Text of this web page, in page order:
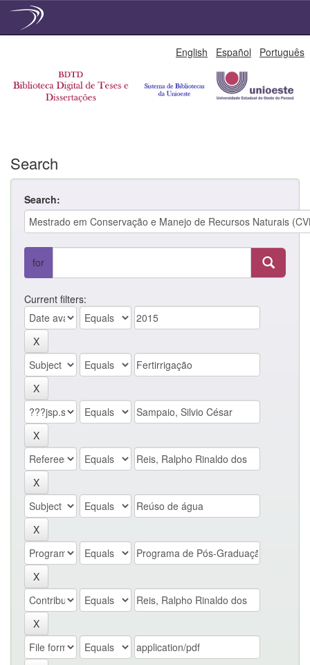
English Español Português
Search
Search:
for
Current filters: